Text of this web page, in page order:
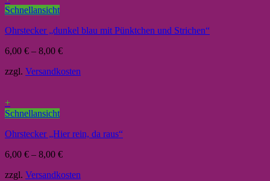
Schnellansicht
Ohrstecker „dunkel blau mit Pünktchen und Strichen“
6,00 € – 8,00 €
zzgl. Versandkosten
+
Schnellansicht
Ohrstecker „Hier rein, da raus“
6,00 € – 8,00 €
zzgl. Versandkosten